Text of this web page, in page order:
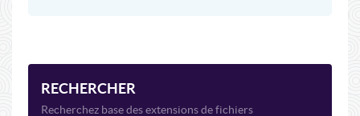
RECHERCHER
Recherchez base des extensions de fichiers